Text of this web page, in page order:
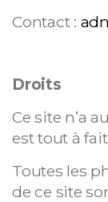
Contact :
Droits
Ce site n’a
est tout à
Toutes les
de ce site